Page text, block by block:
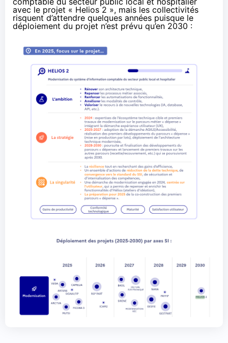
avec le projet « Helios 2 », mais les collectivités
risquent d’attendre quelques années puisque le
déploiement du projet n’est prévu qu’en 2030 :